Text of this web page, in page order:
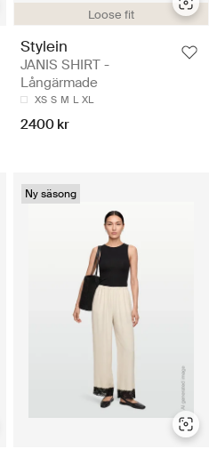
Loose fit
Stylein
JANIS SHIRT -
Långärmade
XS S M L XL
2400 kr
Ny säsong